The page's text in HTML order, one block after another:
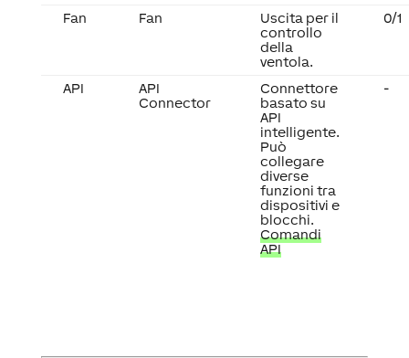
Fan Fan
Uscita per il
controllo
della
ventola.
0/1
API
API
Connector
Connettore
basato su
API
intelligente.
Può
collegare
diverse
funzioni tra
dispositivi e
blocchi.
Comandi
API
-